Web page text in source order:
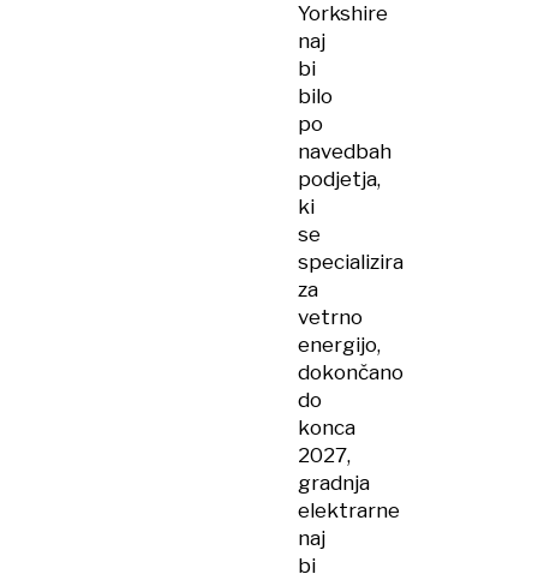
Yorkshire
naj
bi
bilo
po
navedbah
podjetja,
ki
se
specializira
za
vetrno
energijo,
dokončano
do
konca
2027,
gradnja
elektrarne
naj
bi